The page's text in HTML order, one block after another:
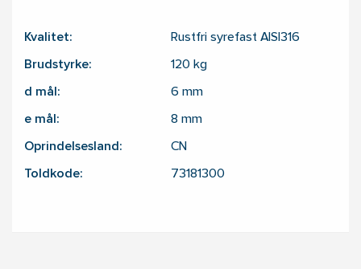
Kvalitet: Rustfri syrefast AISI316
Brudstyrke: 120 kg
d mål: 6 mm
e mål: 8 mm
Oprindelsesland: CN
Toldkode: 73181300